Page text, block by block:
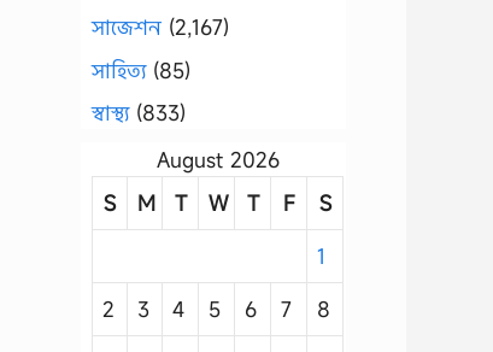
সাজেশন (2,167)
সাহিত্য(85)
স্বাস্থ্য(833)
August 2026
S
M T W T F
S
1
2
3 4 5 6 7
8